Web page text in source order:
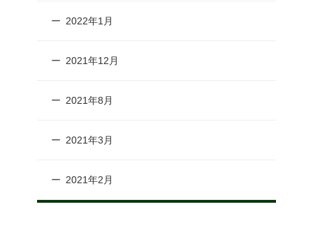
2022年1月
2021年12月
2021年8月
2021年3月
2021年2月